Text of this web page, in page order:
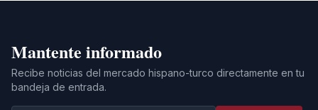
Mantente informado
Recibe noticias del mercado hispano-turco directamente en tu
bandeja de entrada.